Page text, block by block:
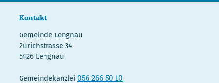
Kontakt
Gemeinde Lengnau
Zürichstrasse 34
5426 Lengnau
Gemeindekanzlei 056 266 50 10